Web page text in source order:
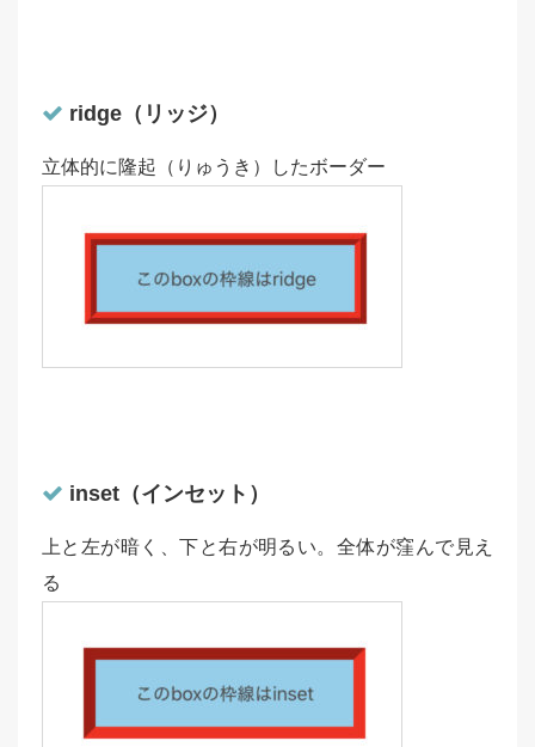
ridge（リッジ）
立体的に隆起（りゅうき）したボーダー
inset（インセット）
上と左が暗く、下と右が明るい。全体が窪んで見え
る